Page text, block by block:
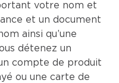
votre nom et
et un document
ainsi qu’une
détenez un
compte de produit
ou une carte de